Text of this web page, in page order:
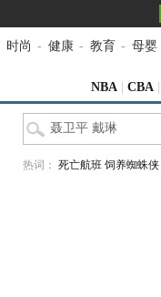
时尚 - 健康 - 教育 - 母婴
NBA CBA
热词： 死亡航班 饲养蜘蛛侠